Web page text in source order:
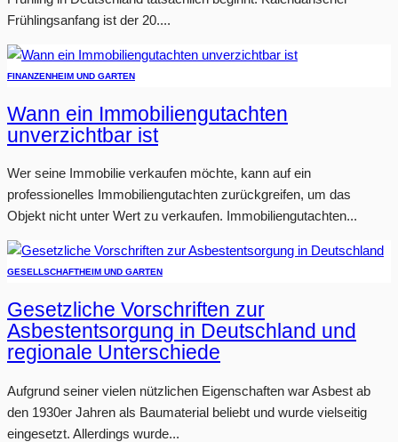
Frühlingsanfang ist der 20....
FINANZENHEIM UND GARTEN
Wann ein Immobiliengutachten
unverzichtbar ist
Wer seine Immobilie verkaufen möchte, kann auf ein
professionelles Immobiliengutachten zurückgreifen, um das
Objekt nicht unter Wert zu verkaufen. Immobiliengutachten...
GESELLSCHAFTHEIM UND GARTEN
Gesetzliche Vorschriften zur
Asbestentsorgung in Deutschland und
regionale Unterschiede
Aufgrund seiner vielen nützlichen Eigenschaften war Asbest ab
den 1930er Jahren als Baumaterial beliebt und wurde vielseitig
eingesetzt. Allerdings wurde...